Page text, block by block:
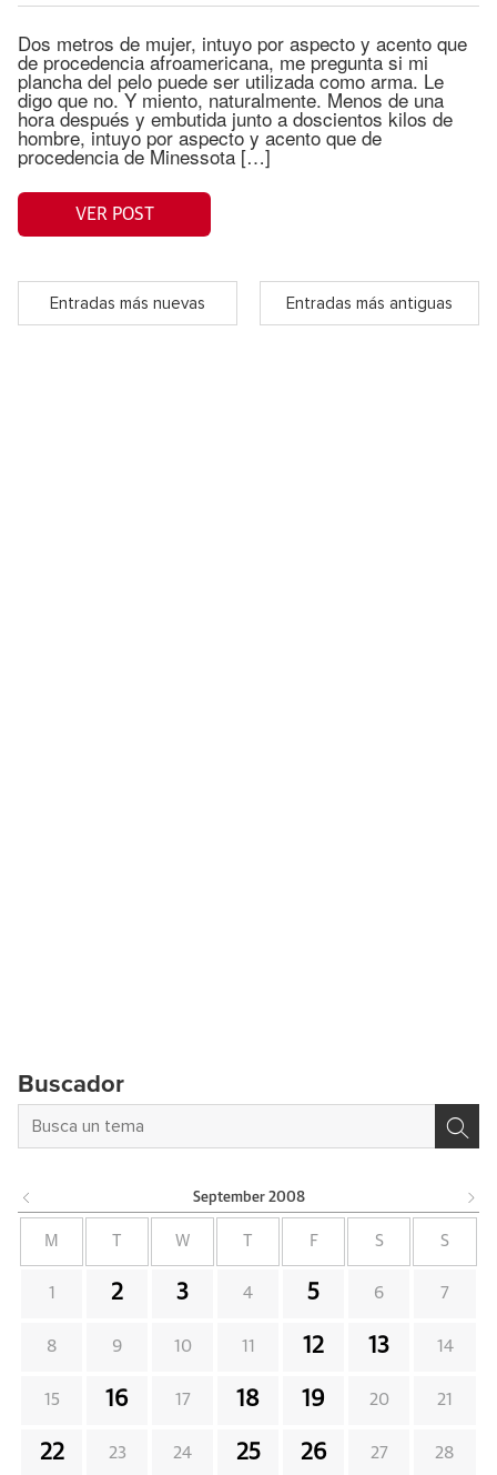
Dos metros de mujer, intuyo por aspecto y acento que
de procedencia afroamericana, me pregunta si mi
plancha del pelo puede ser utilizada como arma. Le
digo que no. Y miento, naturalmente. Menos de una
hora después y embutida junto a doscientos kilos de
hombre, intuyo por aspecto y acento que de
procedencia de Minessota […]
VER POST
Entradas más nuevas Entradas más antiguas
Buscador
September 2008
M W F S S
1 2 3 4 5 6 7
8 9 10 11 12 13 14
15 16 17 18 19 20 21
22 23 24 25 26 27 28